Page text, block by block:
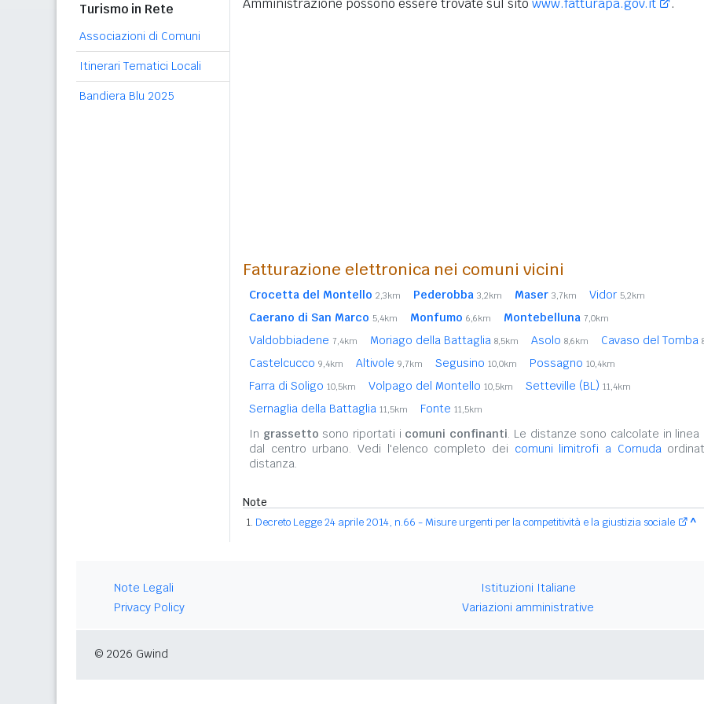
Turismo in Rete
Associazioni di Comuni
Itinerari Tematici Locali
Bandiera Blu 2025
Amministrazione possono essere trovate sul sito www.fatturapa.gov.it .
Fatturazione elettronica nei comuni vicini
Crocetta del Montello 2,3km Pederobba 3,2km Maser 3,7km Vidor 5,2km
Caerano di San Marco 5,4km Monfumo 6,6km Montebelluna 7,0km
Valdobbiadene 7,4km Moriago della Battaglia 8,5km Asolo 8,6km Cavaso del Tomba
Castelcucco 9,4km Altivole 9,7km Segusino 10,0km Possagno 10,4km
Farra di Soligo 10,5km Volpago del Montello 10,5km Setteville (BL) 11,4km
Sernaglia della Battaglia 11,5km Fonte 11,5km
In grassetto sono riportati i comuni confinanti. Le distanze sono calcolate in linea
dal centro urbano. Vedi l'elenco completo dei comuni limitrofi a Cornuda
distanza.
Note
Decreto Legge 24 aprile 2014, n.66 - Misure urgenti per la competitività e la giustizia sociale ^
Note Legali
Privacy Policy
Istituzioni Italiane
Variazioni amministrative
© 2026 Gwind